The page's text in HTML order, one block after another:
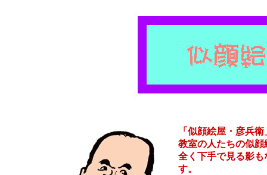
「似顔絵屋・彦兵
教室の人たちの似
全く下手で見る影
す。